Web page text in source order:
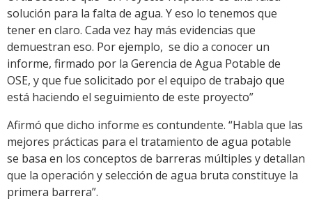
solución para la falta de agua. Y eso lo tenemos que
tener en claro. Cada vez hay más evidencias que
demuestran eso. Por ejemplo, se dio a conocer un
informe, firmado por la Gerencia de Agua Potable de
OSE, y que fue solicitado por el equipo de trabajo que
está haciendo el seguimiento de este proyecto”
Afirmó que dicho informe es contundente. “Habla que las
mejores prácticas para el tratamiento de agua potable
se basa en los conceptos de barreras múltiples y detallan
que la operación y selección de agua bruta constituye la
primera barrera”.